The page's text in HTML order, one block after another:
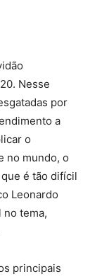
Nesse
por
a
o
no mundo, o
é tão difícil
Leonardo
no tema,
principais